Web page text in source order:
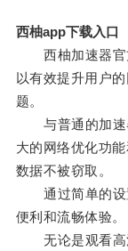
西柚app下载入口
西柚加速器官
以有效提升用户
题。
与普通的加速
大的网络优化功
数据不被窃取。
通过简单的设
便利和流畅体验。
无论是观看高